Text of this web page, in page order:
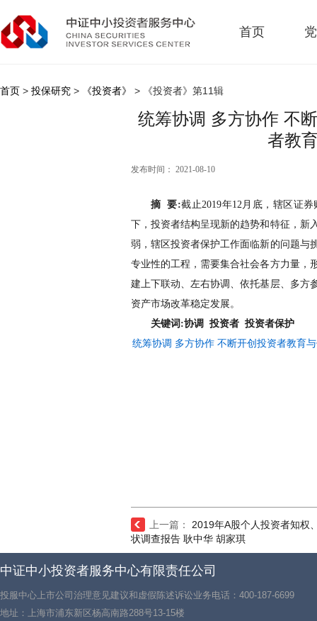
首页
首页 > 投保研究 > 《投资者》 > 《投资者》第11辑
统筹协调 多方协作 不
者教
发布时间： 2021-08-10
摘 要:截止2019年12月底，辖区证
下，投资者结构呈现新的趋势和特征，新
弱，辖区投资者保护工作面临新的问题与
专业性的工程，需要集合社会各方力量，
建上下联动、左右协调、依托基层、多方
资产市场改革稳定发展。
关键词:协调 投资者 投资者保护
统筹协调 多方协作 不断开创投资者教育
上一篇：
2019年A股个人投资者知权
状调查报告 耿中华 胡家琪
中证中小投资者服务中心有限责任公司
投服中心上市公司治理意见建议和虚假陈述诉讼业务电话：400-187-6699
地址：上海市浦东新区杨高南路288号13-15楼